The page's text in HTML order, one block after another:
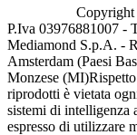
P.Iva 03976881007 -
Mediamond S.p.A. -
Amsterdam (Paesi
Monzese (MI)
riprodotti è vietata
sistemi di intelligenza
espresso di utilizzare